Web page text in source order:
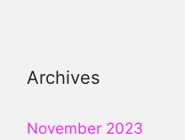
Archives
November 2023